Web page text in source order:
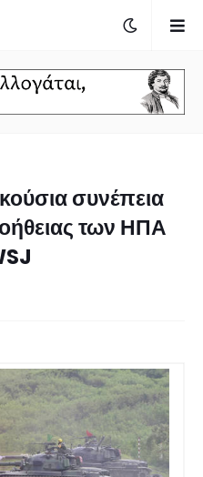
συνέπεια
των ΗΠΑ